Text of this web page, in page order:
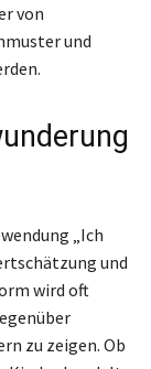
von
und
„Ich
und
wird oft
zu zeigen. Ob